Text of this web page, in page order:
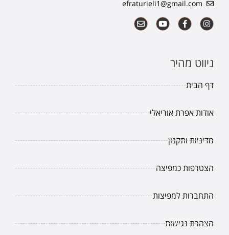
efraturieli1@gmail.com
ניווט מהיר
דף הבית
אודות אפרת אוריאלי
מדיניות ותקנון
הצטרפות כמפיצה
התחברות למפיצות
הצהרת נגישות